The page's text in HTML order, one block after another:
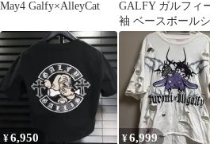
May4 Galfy×AlleyCat
GALFY ガルフィ
袖 ベースボール
白 中型犬 L
¥6,950 ¥6,999